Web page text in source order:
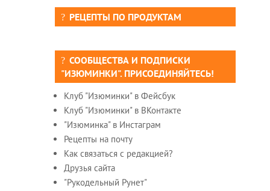
РЕЦЕПТЫ ПО ПРОДУКТАМ
СООБЩЕСТВА И ПОДПИСКИ
"ИЗЮМИНКИ". ПРИСОЕДИНЯЙТЕСЬ!
Клуб "Изюминки" в Фейсбук
Клуб "Изюминки" в ВКонтакте
"Изюминка" в Инстаграм
Рецепты на почту
Как связаться с редакцией?
Друзья сайта
"Рукодельный Рунет"